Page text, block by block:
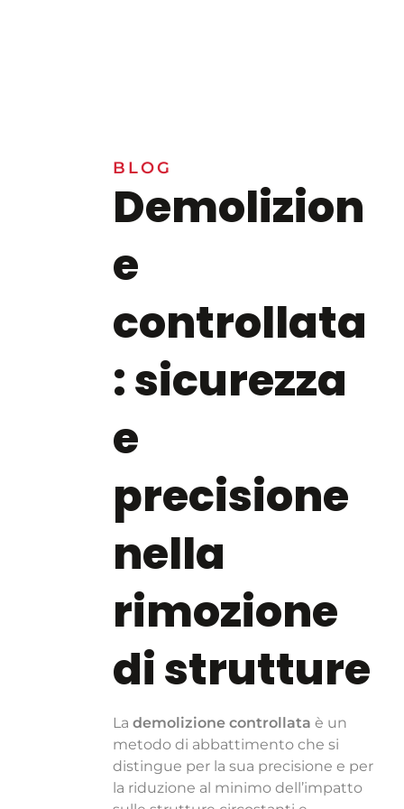
BLOG
Demolizion
e
controllata
: sicurezza
e
precisione
nella
rimozione
di strutture
La demolizione controllata è un
metodo di abbattimento che si
distingue per la sua precisione e per
la riduzione al minimo dell’impatto